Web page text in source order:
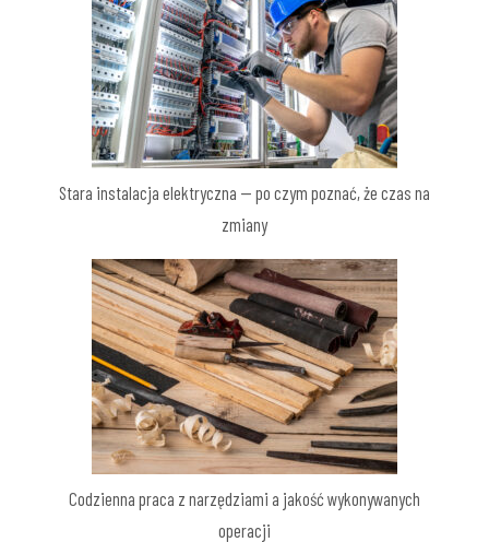
Stara instalacja elektryczna — po czym poznać, że czas na
zmiany
Codzienna praca z narzędziami a jakość wykonywanych
operacji